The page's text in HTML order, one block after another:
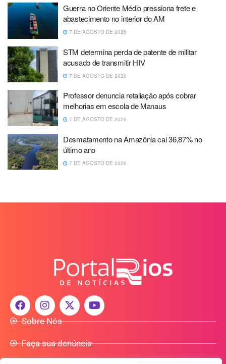
Guerra no Oriente Médio pressiona frete e
abastecimento no interior do AM
7 DE AGOSTO DE 2026
STM determina perda de patente de militar
acusado de transmitir HIV
7 DE AGOSTO DE 2026
Professor denuncia retaliação após cobrar
melhorias em escola de Manaus
7 DE AGOSTO DE 2026
Desmatamento na Amazônia cai 36,87% no
último ano
7 DE AGOSTO DE 2026
Sobre Nós
Faça sua denúncia